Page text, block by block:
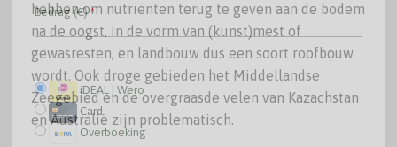
hebben om nutriënten terug te geven aan de bodem
na de oogst, in de vorm van (kunst)mest of
gewasresten, en landbouw dus een soort roofbouw
wordt. Ook droge gebieden het Middellandse
Zeegebied en de overgraasde velen van Kazachstan
en Australië zijn problematisch.
Bedrag (€)*
iDEAL | Wero
Card
Overboeking